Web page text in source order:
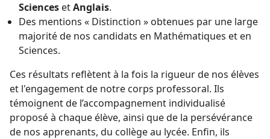
Sciences etAnglais.
Des mentions « Distinction » obtenues par une large
majorité de nos candidats en Mathématiques et en
Sciences.
Ces résultats reflètent à la fois la rigueur de nos élèves
et l'engagement de notre corps professoral. Ils
témoignent de l’accompagnement individualisé
proposé à chaque élève, ainsi que de la persévérance
de nos apprenants, du collège au lycée. Enfin, ils